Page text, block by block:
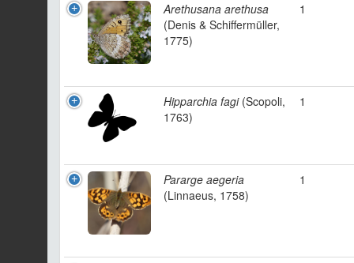
Arethusana arethusa
(Denis & Schiffermüller,
1775)
1
Hipparchia fagi(Scopoli,
1763)
1
Pararge aegeria
(Linnaeus, 1758)
1